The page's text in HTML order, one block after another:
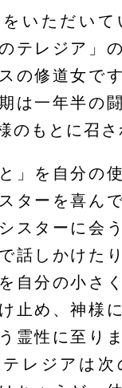
いただいて
テレジア」
の修道女で
は一年半の
のもとに召さ
」を自分の
ターを喜ん
スターに会
話しかけた
自分の小さ
止め、神様
霊性に至り
レジアは次